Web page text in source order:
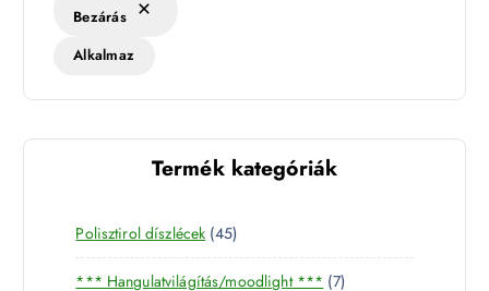
Bezárás
Alkalmaz
Termék kategóriák
Polisztirol díszlécek 454
5
t
*** Hangulatvilágítás/moodlight *** 77